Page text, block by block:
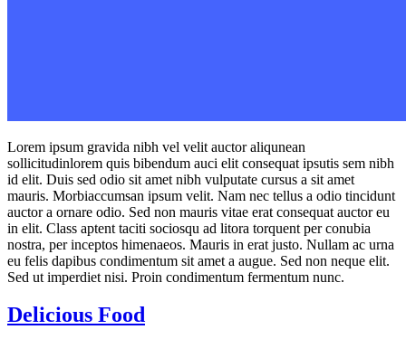
Lorem ipsum gravida nibh vel velit auctor aliqunean
sollicitudinlorem quis bibendum auci elit consequat ipsutis sem nibh
id elit. Duis sed odio sit amet nibh vulputate cursus a sit amet
mauris. Morbiaccumsan ipsum velit. Nam nec tellus a odio tincidunt
auctor a ornare odio. Sed non mauris vitae erat consequat auctor eu
in elit. Class aptent taciti sociosqu ad litora torquent per conubia
nostra, per inceptos himenaeos. Mauris in erat justo. Nullam ac urna
eu felis dapibus condimentum sit amet a augue. Sed non neque elit.
Sed ut imperdiet nisi. Proin condimentum fermentum nunc.
Delicious Food